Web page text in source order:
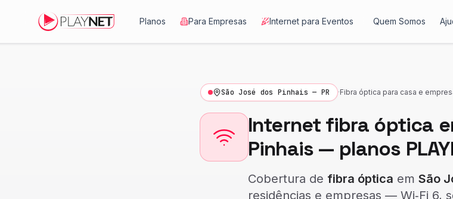
Planos Para Empresas Internet para Eventos Quem Somos
São José dos Pinhais — PR ·Fibra óptica para casa e
Internet fibra óptica
Pinhais — planos
Cobertura de fibra óptica em São
residências e empresas — Wi‑Fi 6,